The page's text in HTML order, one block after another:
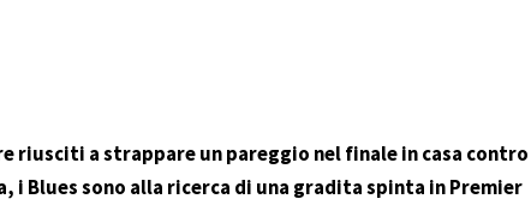
riusciti a strappare un pareggio nel finale in casa contro
i Blues sono alla ricerca di una gradita spinta in Premier